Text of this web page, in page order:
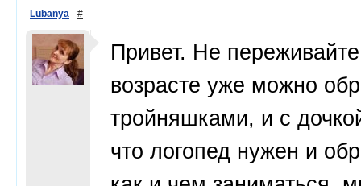
Lubanya #
Привет. Не
возрасте уже можно
тройняшками, и с
что логопед нужен и